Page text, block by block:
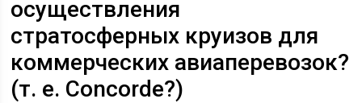
осуществления
стратосферных круизов для
коммерческих авиаперевозок?
(т. е. Concorde?)